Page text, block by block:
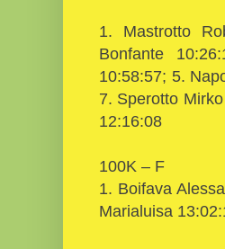
1. Mastrotto
Bonfante
10:58:57; 5.
7. Sperotto
12:16:08
100K – F
1. Boifava
Marialuisa